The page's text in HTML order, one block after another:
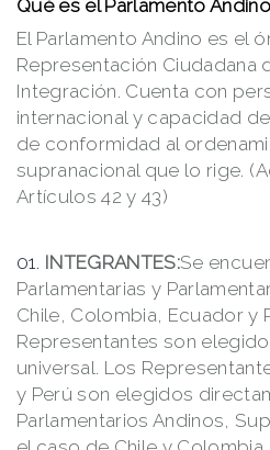
Qué es el Parlamento Andino
El Parlamento Andino es el
Representación Ciudadana
Integración. Cuenta con
internacional y capacidad
de conformidad al
supranacional que lo rige.
Artículos 42 y 43)
INTEGRANTES:Se
Parlamentarias y
Chile, Colombia, Ecuador y
Representantes son
universal. Los
y Perú son elegidos
Parlamentarios Andinos,